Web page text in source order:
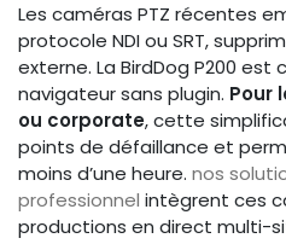
Les caméras PTZ récentes
protocole NDI ou SRT,
externe. La BirdDog P200 est
navigateur sans plugin. Pour
ou corporate, cette
points de défaillance et
moins d’une heure. nos
professionnel intègrent ces
productions en direct multi-